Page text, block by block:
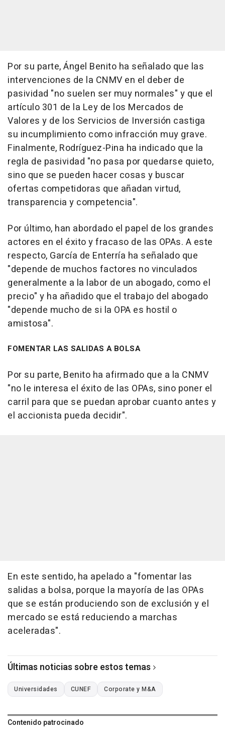
Por su parte, Ángel Benito ha señalado que las
intervenciones de la CNMV en el deber de
pasividad "no suelen ser muy normales" y que el
artículo 301 de la Ley de los Mercados de
Valores y de los Servicios de Inversión castiga
su incumplimiento como infracción muy grave.
Finalmente, Rodríguez-Pina ha indicado que la
regla de pasividad "no pasa por quedarse quieto,
sino que se pueden hacer cosas y buscar
ofertas competidoras que añadan virtud,
transparencia y competencia".
Por último, han abordado el papel de los grandes
actores en el éxito y fracaso de las OPAs. A este
respecto, García de Enterría ha señalado que
"depende de muchos factores no vinculados
generalmente a la labor de un abogado, como el
precio" y ha añadido que el trabajo del abogado
"depende mucho de si la OPA es hostil o
amistosa".
FOMENTAR LAS SALIDAS A BOLSA
Por su parte, Benito ha afirmado que a la CNMV
"no le interesa el éxito de las OPAs, sino poner el
carril para que se puedan aprobar cuanto antes y
el accionista pueda decidir".
En este sentido, ha apelado a "fomentar las
salidas a bolsa, porque la mayoría de las OPAs
que se están produciendo son de exclusión y el
mercado se está reduciendo a marchas
aceleradas".
Últimas noticias sobre estos temas
Universidades CUNEF Corporate y M&A
Contenido patrocinado